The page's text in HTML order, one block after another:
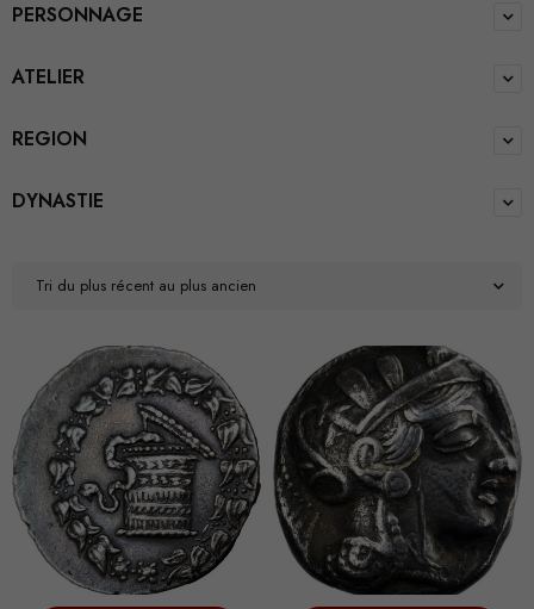
PERSONNAGE
ATELIER
REGION
DYNASTIE
Tri du plus récent au plus ancien